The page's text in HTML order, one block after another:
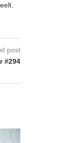
post
#294